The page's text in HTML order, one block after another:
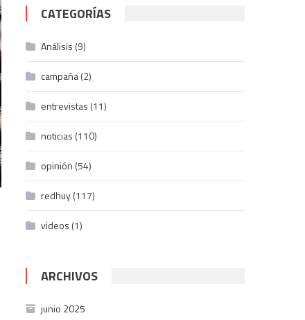
CATEGORÍAS
Análisis (9)
campaña(2)
entrevistas (11)
noticias (110)
opinión (54)
redhuy(117)
videos (1)
ARCHIVOS
junio 2025